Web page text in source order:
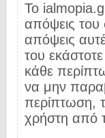
Το
απόψεις του
απόψεις
του
κάθε
να μην
περίπτωση,
χρήστη από